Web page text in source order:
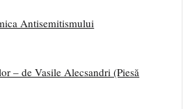
Antisemitismului
– de Vasile Alecsandri (Piesă